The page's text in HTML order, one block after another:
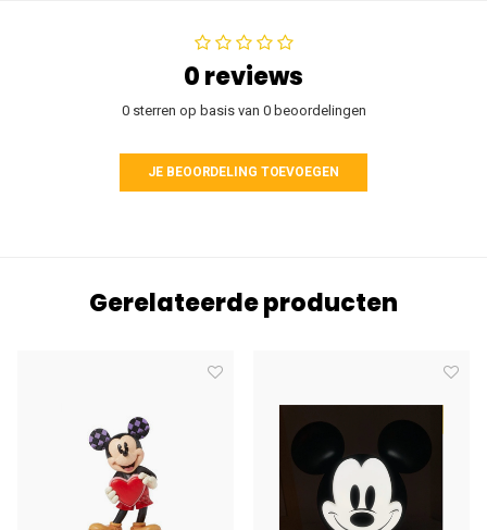
0 reviews
0 sterren op basis van 0 beoordelingen
JE BEOORDELING TOEVOEGEN
Gerelateerde producten